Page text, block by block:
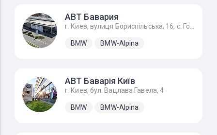
АВТ Бавария
BMW BMW-Alpina
АВТ Баварія Київ
г. Киев, бул. Вацлава Гавела, 4
BMW BMW-Alpina